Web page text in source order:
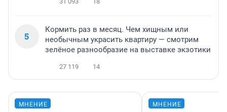
5
Кормить раз в месяц. Чем хищным или
необычным украсить квартиру — смотрим
зелёное разнообразие на выставке экзотики
27 119 14
МНЕНИЕ МНЕНИЕ